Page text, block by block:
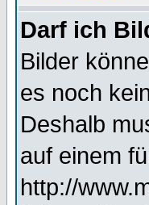
Darf ich
Bilder
es noch
Deshalb
auf einem
http://